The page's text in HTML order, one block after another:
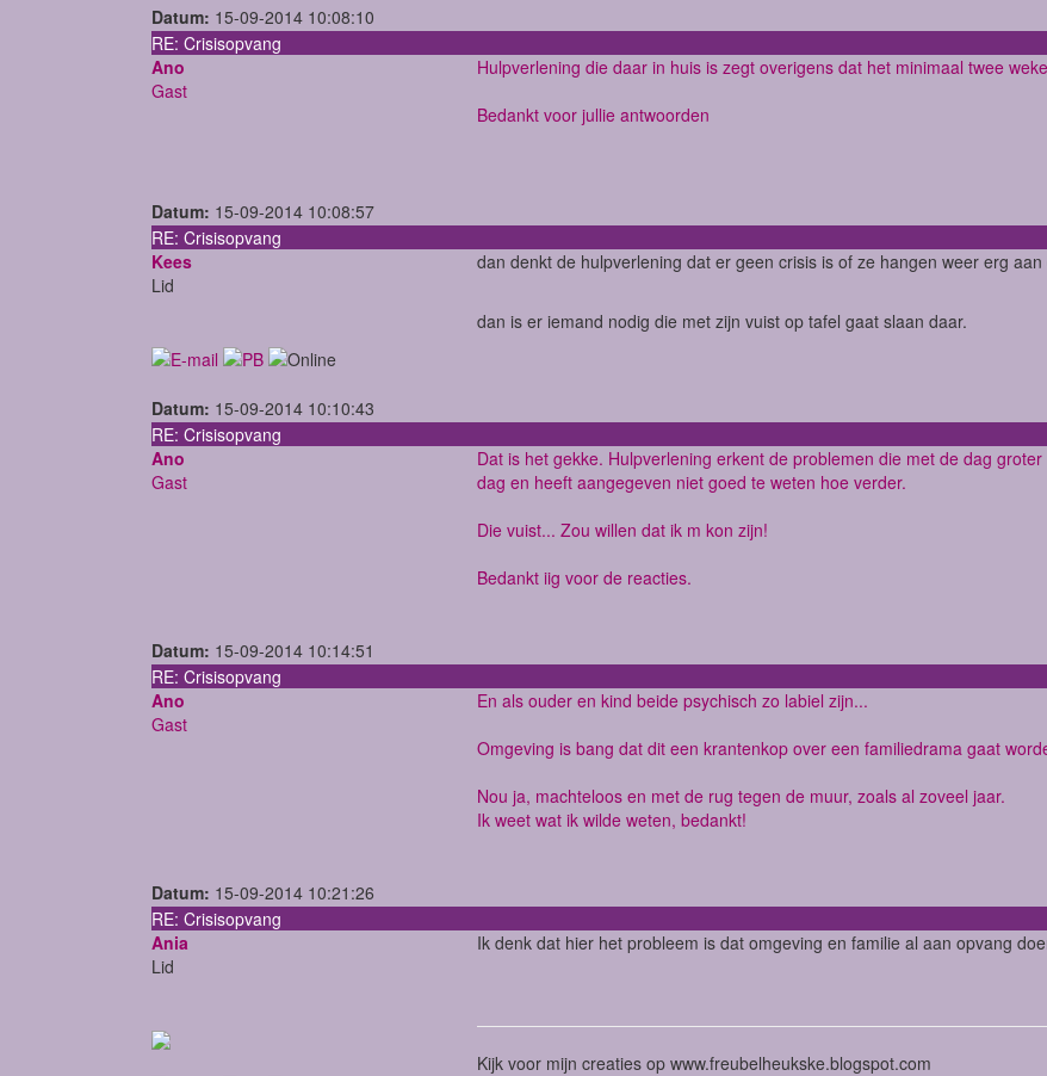
Datum: 15-09-2014 10:08:10
RE: Crisisopvang
Ano
Gast
Hulpverlening die daar in huis is zegt overigens dat het minimaal twee
Bedankt voor jullie antwoorden
Datum: 15-09-2014 10:08:57
RE: Crisisopvang
Kees
Lid
dan denkt de hulpverlening dat er geen crisis is of ze hangen weer erg
dan is er iemand nodig die met zijn vuist op tafel gaat slaan daar.
Datum: 15-09-2014 10:10:43
RE: Crisisopvang
Ano
Gast
Dat is het gekke. Hulpverlening erkent de problemen die met de dag
dag en heeft aangegeven niet goed te weten hoe verder.
Die vuist... Zou willen dat ik m kon zijn!
Bedankt iig voor de reacties.
Datum: 15-09-2014 10:14:51
RE: Crisisopvang
Ano
Gast
En als ouder en kind beide psychisch zo labiel zijn...
Omgeving is bang dat dit een krantenkop over een familiedrama gaat
Nou ja, machteloos en met de rug tegen de muur, zoals al zoveel jaar.
Ik weet wat ik wilde weten, bedankt!
Datum: 15-09-2014 10:21:26
RE: Crisisopvang
Ania
Lid
Ik denk dat hier het probleem is dat omgeving en familie al aan opvang
Kijk voor mijn creaties op www.freubelheukske.blogspot.com